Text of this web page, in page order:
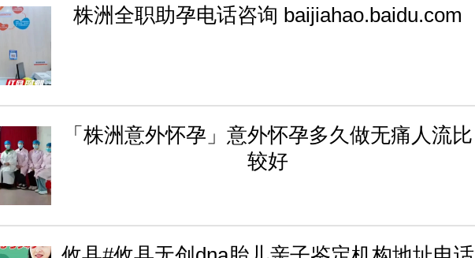
株洲全职助孕电话咨询 baijiahao.baidu.com
「株洲意外怀孕」意外怀孕多久做无痛人流比
较好